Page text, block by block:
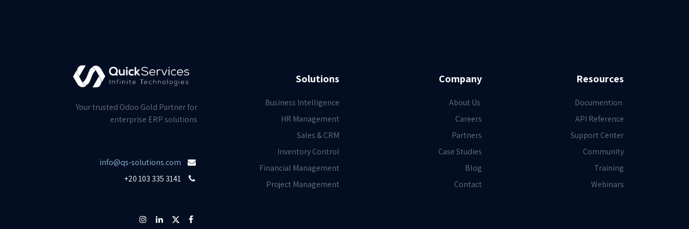
Your trusted Odoo Gold Partner for
enterprise ERP solutions
info@qs-solutions.com
+20 103 335 3141​
Resources
API Reference
Support Center
Community
Training
Webinars
Company
About Us
Careers
Partners
Case Studies
Blog
Contact
Solutions
Business Intelligence
HR Management
Sales & CRM
Inventory Control
Financial Management
Project Management